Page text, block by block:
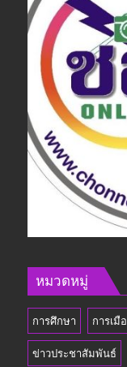
หมวดหมู่
การศึกษา การเมื
ข่าวประชาสัมพันธ์